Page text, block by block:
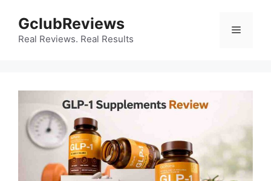
content
GclubReviews
Real Reviews. Real Results
Menu